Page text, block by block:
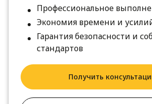
Профессиональное
Экономия времени и
Гарантия безопасности и
стандартов
Получить